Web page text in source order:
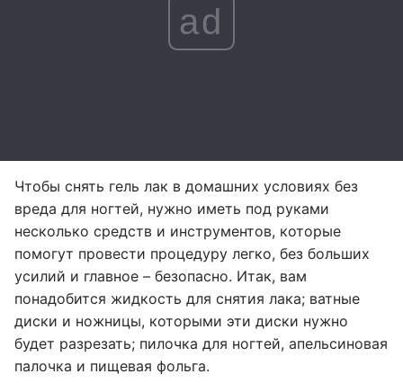
ad
Чтобы снять гель лак в домашних условиях без
вреда для ногтей, нужно иметь под руками
несколько средств и инструментов, которые
помогут провести процедуру легко, без больших
усилий и главное – безопасно. Итак, вам
понадобится жидкость для снятия лака; ватные
диски и ножницы, которыми эти диски нужно
будет разрезать; пилочка для ногтей, апельсиновая
палочка и пищевая фольга.